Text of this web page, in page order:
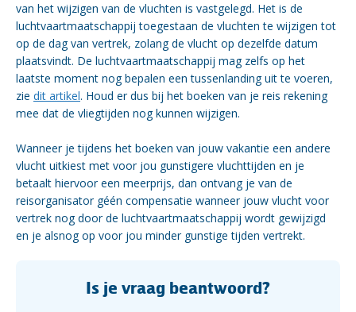
van het wijzigen van de vluchten is vastgelegd. Het is de
luchtvaartmaatschappij toegestaan de vluchten te wijzigen tot
op de dag van vertrek, zolang de vlucht op dezelfde datum
plaatsvindt. De luchtvaartmaatschappij mag zelfs op het
laatste moment nog bepalen een tussenlanding uit te voeren,
zie dit artikel. Houd er dus bij het boeken van je reis rekening
mee dat de vliegtijden nog kunnen wijzigen.
Wanneer je tijdens het boeken van jouw vakantie een andere
vlucht uitkiest met voor jou gunstigere vluchttijden en je
betaalt hiervoor een meerprijs, dan ontvang je van de
reisorganisator géén compensatie wanneer jouw vlucht voor
vertrek nog door de luchtvaartmaatschappij wordt gewijzigd
en je alsnog op voor jou minder gunstige tijden vertrekt.
Is je vraag beantwoord?